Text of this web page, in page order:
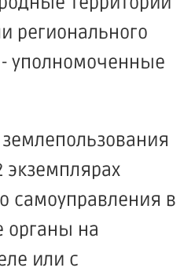
регионального
уполномоченные
экземплярах
самоуправления в
органы на
или с